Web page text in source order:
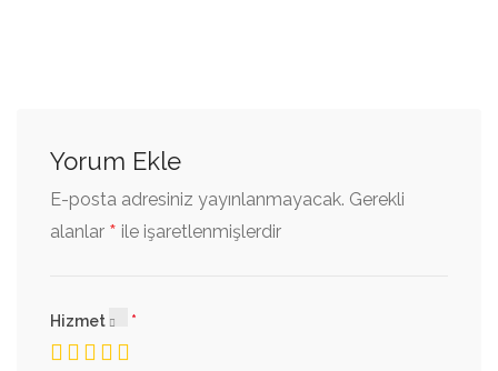
Yorum Ekle
E-posta adresiniz yayınlanmayacak. Gerekli
alanlar * ile işaretlenmişlerdir
Hizmet